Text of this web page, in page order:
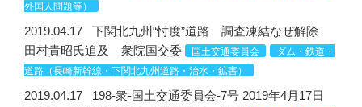
外国人問題等）
2019.04.17
下関北九州“忖度”道路 調査凍結なぜ解除
田村貴昭氏追及 衆院国交委
国土交通委員会
ダム・鉄道・
道路（長崎新幹線・下関北九州道路・治水・鉱害）
2019.04.17
198-衆-国土交通委員会-7号 2019年4月17日